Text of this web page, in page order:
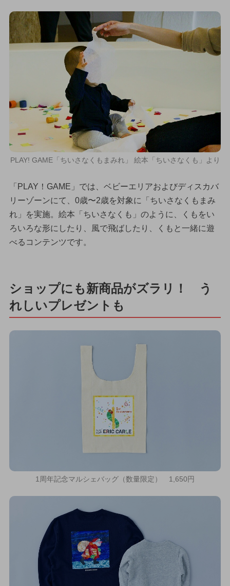
PLAY! GAME「ちいさなくもまみれ」 絵本「ちいさなくも」より
「PLAY！GAME」では、ベビーエリアおよびディスカバ
リーゾーンにて、0歳〜2歳を対象に「ちいさなくもまみ
れ」を実施。絵本「ちいさなくも」のように、くもをい
ろいろな形にしたり、風で飛ばしたり、くもと一緒に遊
べるコンテンツです。
ショップにも新商品がズラリ！ う
れしいプレゼントも
1周年記念マルシェバッグ（数量限定） 1,650円